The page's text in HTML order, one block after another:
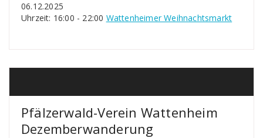
06.12.2025
Uhrzeit: 16:00 - 22:00 Wattenheimer Weihnachtsmarkt
Pfälzerwald-Verein Wattenheim
Dezemberwanderung